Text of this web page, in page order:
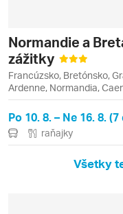
Normandie a
zážitky
Francúzsko, Bretónsko,
Ardenne, Normandia,
Fécamp, Giverny,
Po 10. 8. – Ne 16. 8. (7
raňajky
Všetky